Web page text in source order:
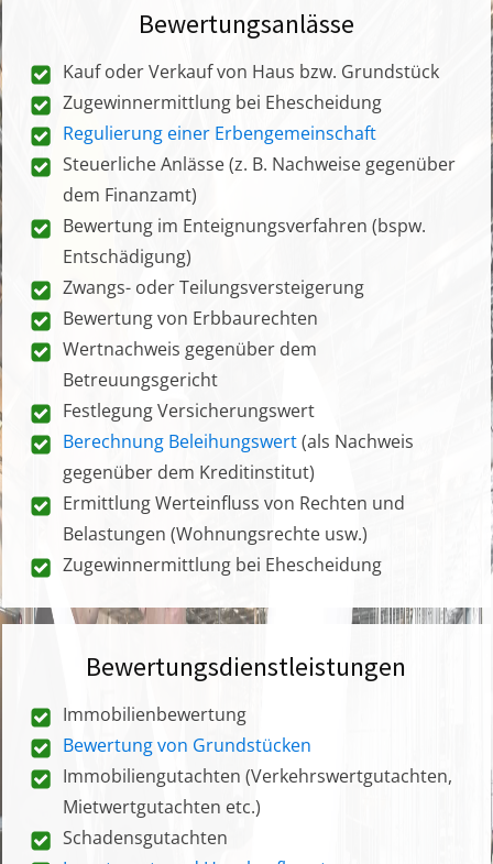
Bewertungsanlässe
Kauf oder Verkauf von Haus bzw. Grundstück
Zugewinnermittlung bei Ehescheidung
Regulierung einer Erbengemeinschaft
Steuerliche Anlässe (z. B. Nachweise gegenüber
dem Finanzamt)
Bewertung im Enteignungsverfahren (bspw.
Entschädigung)
Zwangs- oder Teilungsversteigerung
Bewertung von Erbbaurechten
Wertnachweis gegenüber dem
Betreuungsgericht
Festlegung Versicherungswert
Berechnung Beleihungswert(als Nachweis
gegenüber dem Kreditinstitut)
Ermittlung Werteinfluss von Rechten und
Belastungen (Wohnungsrechte usw.)
Zugewinnermittlung bei Ehescheidung
Bewertungsdienstleistungen
Immobilienbewertung
Bewertung von Grundstücken
Immobiliengutachten (Verkehrswertgutachten,
Mietwertgutachten etc.)
Schadensgutachten